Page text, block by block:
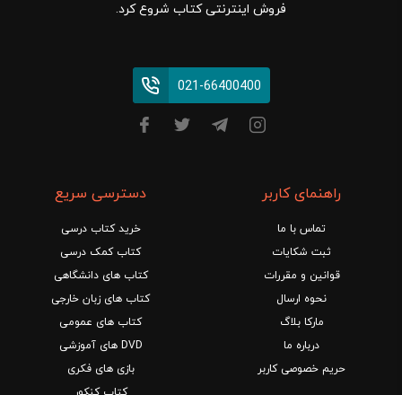
فروش اینترنتی کتاب شروع کرد.
021-66400400
راهنمای کاربر
تماس با ما
ثبت شکایات
قوانین و مقررات
نحوه ارسال
مارکا بلاگ
درباره ما
حریم خصوصی کاربر
دسترسی سریع
خرید کتاب درسی
کتاب کمک درسی
کتاب های دانشگاهی
کتاب های زبان خارجی
کتاب های عمومی
DVD های آموزشی
بازی های فکری